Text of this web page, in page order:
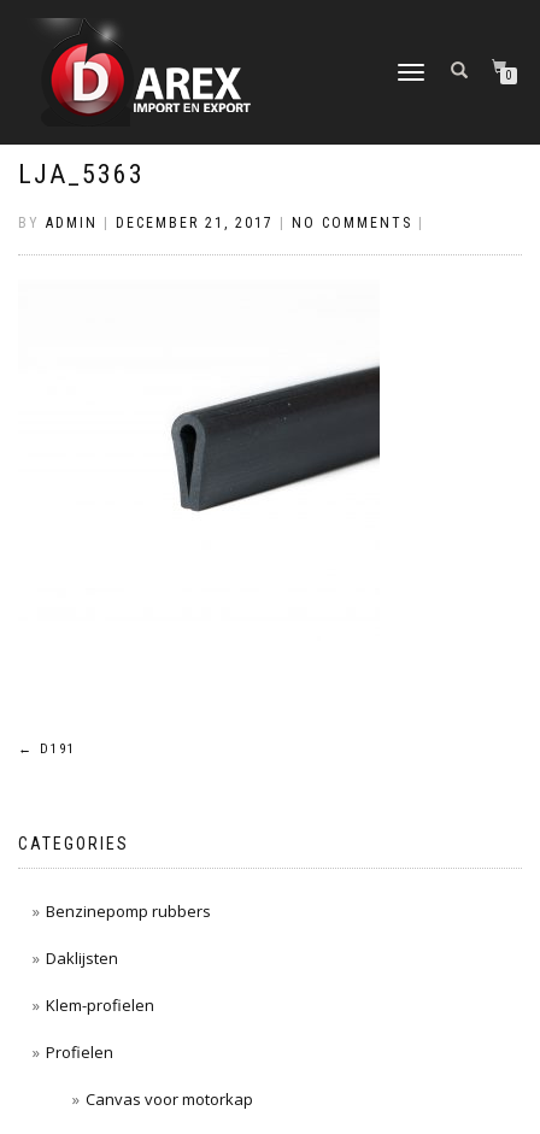
TOGGLE
0
LJA_5363
BY ADMIN DECEMBER 21, 2017 NO COMMENTS
Post
← D191
CATEGORIES
Benzinepomp rubbers
Daklijsten
Klem-profielen
Profielen
Canvas voor motorkap